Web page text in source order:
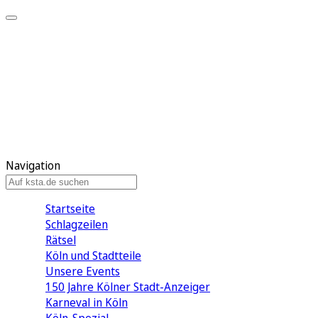
Navigation
Startseite
Schlagzeilen
Rätsel
Köln und Stadtteile
Unsere Events
150 Jahre Kölner Stadt-Anzeiger
Karneval in Köln